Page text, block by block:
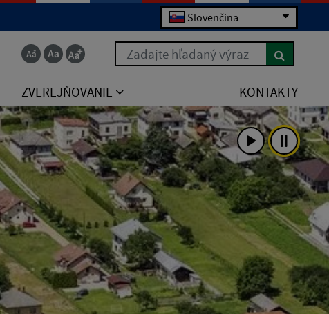
Slovenčina
Zadajte hľadaný výraz
ZVEREJŇOVANIE KONTAKTY